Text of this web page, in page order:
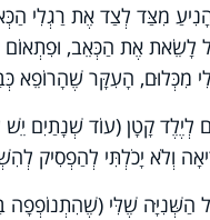
מִצַּד לְצַד אֶת רַגְלִי
לָשֵׂאת אֶת הַכְּאֵב,
מִכְּלוּם, הָעִקָּר שֶׁהָרוֹפֵא
קָטָן (עוֹד שְׁנָתַיִם יֵשׁ
וְלֹא יָכֹלְתִּי לְהַפְסִיק
שֶׁלִּי (שֶׁהִתְנוֹפְפָה